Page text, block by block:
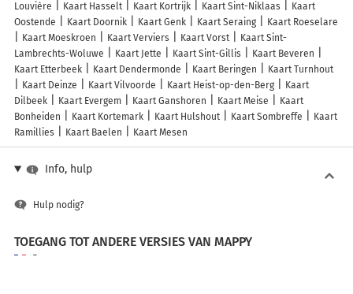
Louvière
Kaart Hasselt Kaart Kortrijk Kaart Sint-Niklaas
Kaart
Oostende
Kaart Doornik Kaart Genk Kaart Seraing
Kaart Roeselare
Kaart Moeskroen
Kaart Verviers Kaart Vorst
Kaart Sint-
Lambrechts-Woluwe
Kaart Jette Kaart Sint-Gillis
Kaart Beveren
Kaart Etterbeek
Kaart Dendermonde Kaart Beringen
Kaart Turnhout
Kaart Deinze
Kaart Vilvoorde Kaart Heist-op-den-Berg
Kaart
Dilbeek
Kaart Evergem Kaart Ganshoren Kaart Meise
Kaart
Bonheiden
Kaart Kortemark Kaart Hulshout Kaart Sombreffe
Kaart
Ramillies
Kaart Baelen Kaart Mesen
Info, hulp
Hulp nodig?
TOEGANG TOT ANDERE VERSIES VAN MAPPY
France